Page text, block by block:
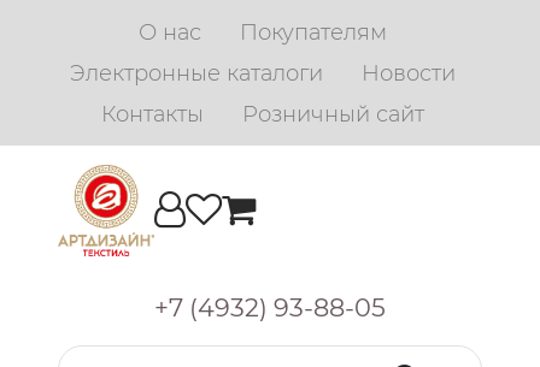
О нас
Покупателям
Электронные каталоги
Новости
Контакты
Розничный сайт
+7 (4932) 93-88-05